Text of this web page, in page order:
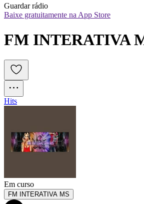
Guardar rádio
Baixe gratuitamente na App Store
FM INTERATIVA
Hits
Em curso
FM INTERATIVA MS